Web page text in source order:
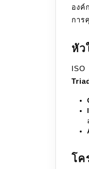
องค์
การ
หัว
ISO
โค